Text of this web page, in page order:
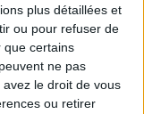
plus détaillées et
ou pour refuser de
que certains
ne pas
le droit de vous
ou retirer